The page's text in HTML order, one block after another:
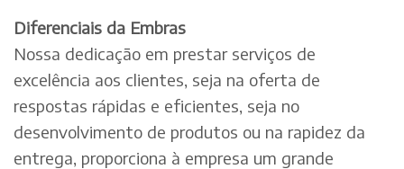
Diferenciais da Embras
Nossa dedicação em prestar serviços de
excelência aos clientes, seja na oferta de
respostas rápidas e eficientes, seja no
desenvolvimento de produtos ou na rapidez da
entrega, proporciona à empresa um grande